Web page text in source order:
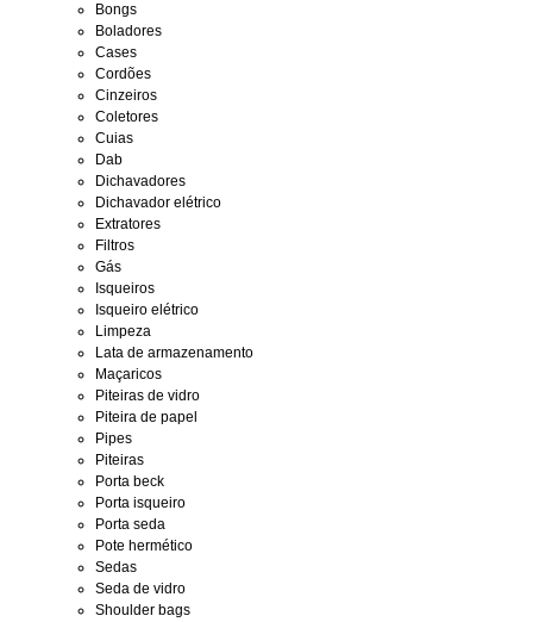
Bongs
Boladores
Cases
Cordões
Cinzeiros
Coletores
Cuias
Dab
Dichavadores
Dichavador elétrico
Extratores
Filtros
Gás
Isqueiros
Isqueiro elétrico
Limpeza
Lata de armazenamento
Maçaricos
Piteiras de vidro
Piteira de papel
Pipes
Piteiras
Porta beck
Porta isqueiro
Porta seda
Pote hermético
Sedas
Seda de vidro
Shoulder bags